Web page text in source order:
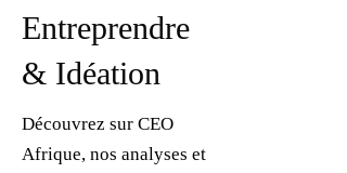
Entreprendre
& Idéation
Découvrez sur CEO
Afrique, nos analyses et